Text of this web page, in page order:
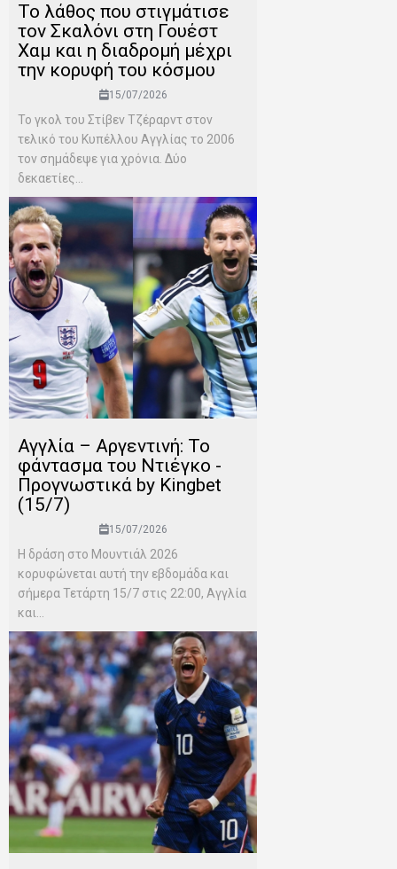
Το λάθος που στιγμάτισε
τον Σκαλόνι στη Γουέστ
Χαμ και η διαδρομή μέχρι
την κορυφή του κόσμου
15/07/2026
Το γκολ του Στίβεν Τζέραρντ στον
τελικό του Κυπέλλου Αγγλίας το 2006
τον σημάδεψε για χρόνια. Δύο
δεκαετίες...
Αγγλία – Αργεντινή: Το
φάντασμα του Ντιέγκο -
Προγνωστικά by Kingbet
(15/7)
15/07/2026
Η δράση στο Μουντιάλ 2026
κορυφώνεται αυτή την εβδομάδα και
σήμερα Τετάρτη 15/7 στις 22:00, Αγγλία
και...